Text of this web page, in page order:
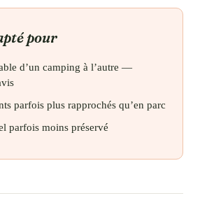
pour
d’un camping à l’autre —
parfois plus rapprochés qu’en parc
parfois moins préservé